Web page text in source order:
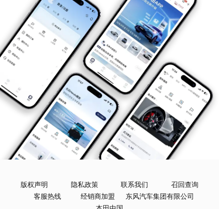
版权声明 隐私政策 联系我们
召回查询
客服热线
经销商加盟
东风汽车集团有限公司